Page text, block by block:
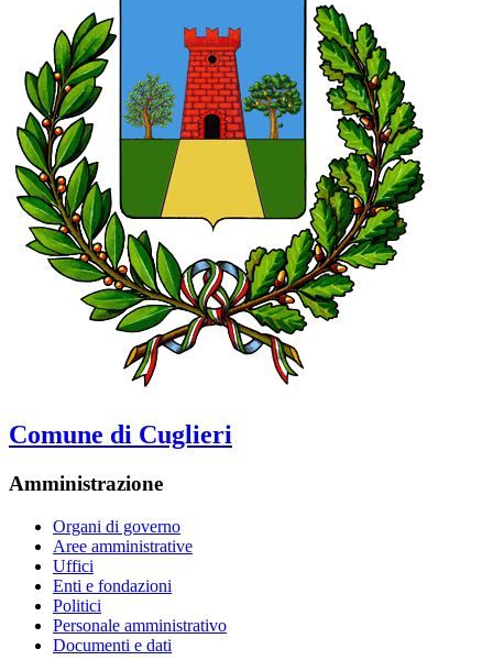
Comune di Cuglieri
Amministrazione
Organi di governo
Aree amministrative
Uffici
Enti e fondazioni
Politici
Personale amministrativo
Documenti e dati